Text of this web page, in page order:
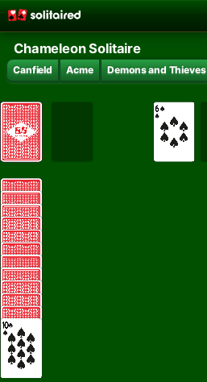
Chameleon Solitaire
Canfield Acme Demons and Thieves